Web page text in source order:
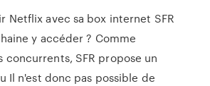
Netflix avec sa box internet SFR
y accéder ? Comme
concurrents, SFR propose un
Il n'est donc pas possible de